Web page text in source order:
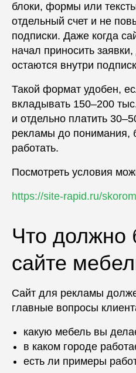
блоки, формы или
отдельный счет и не
подписки. Даже когда
начал приносить
остаются внутри
Такой формат удобен,
вкладывать 150–200
и отдельно платить
рекламы до понимания,
работать.
Посмотреть условия
https://site-rapid.ru/
Что должно
сайте
Сайт для рекламы
главные вопросы
какую мебель вы
в каком городе
есть ли примеры